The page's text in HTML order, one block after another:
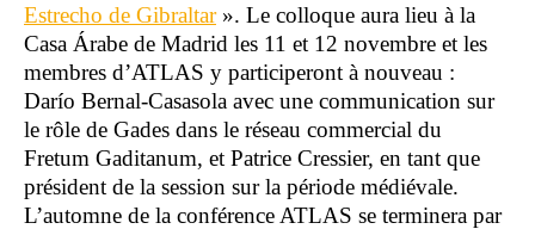
Estrecho de Gibraltar». Le colloque aura lieu à la
Casa Árabe de Madrid les 11 et 12 novembre et les
membres d’ATLAS y participeront à nouveau :
Darío Bernal-Casasola avec une communication sur
le rôle de Gades dans le réseau commercial du
Fretum Gaditanum, et Patrice Cressier, en tant que
président de la session sur la période médiévale.
L’automne de la conférence ATLAS se terminera par